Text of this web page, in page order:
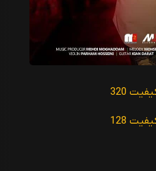
320
128